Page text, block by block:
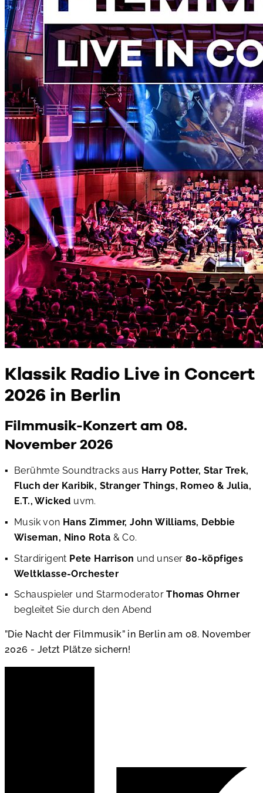
Klassik Radio Live in Concert
2026 in Berlin
Filmmusik-Konzert am 08.
November 2026
Berühmte Soundtracks aus Harry Potter, Star Trek,
Fluch der Karibik, Stranger Things, Romeo & Julia,
E.T., Wicked uvm.
Musik von Hans Zimmer, John Williams, Debbie
Wiseman, Nino Rota & Co.
Stardirigent Pete Harrison und unser 80-köpfiges
Weltklasse-Orchester
Schauspieler und StarmoderatorThomas Ohrner
begleitet Sie durch den Abend
”Die Nacht der Filmmusik” in Berlin am 08. November
2026 - Jetzt Plätze sichern!